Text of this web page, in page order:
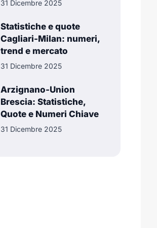
31 Dicembre 2025
Statistiche e quote
Cagliari-Milan: numeri,
trend e mercato
31 Dicembre 2025
Arzignano-Union
Brescia: Statistiche,
Quote e Numeri Chiave
31 Dicembre 2025